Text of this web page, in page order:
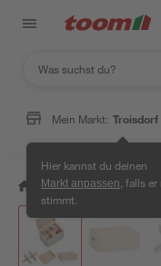
Mein Markt: Troisdorf
Hier kannst du deinen
Markt anpassen , falls
stimmt.
/ Wohnen & Haushalt